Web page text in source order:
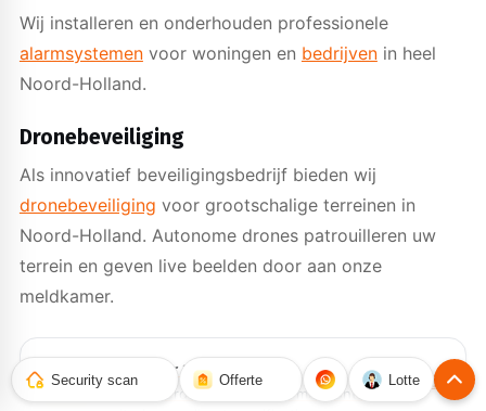
Wij installeren en onderhouden professionele
alarmsystemenvoor woningen en bedrijvenin heel
Noord-Holland.
Dronebeveiliging
Als innovatief beveiligingsbedrijf bieden wij
dronebeveiliging voor grootschalige terreinen in
Noord-Holland. Autonome drones patrouilleren uw
terrein en geven live beelden door aan onze
meldkamer.
Meldkamer 24/7
Gecertificeerde alarmcentrale met continue
→
Security scan Offerte Lotte